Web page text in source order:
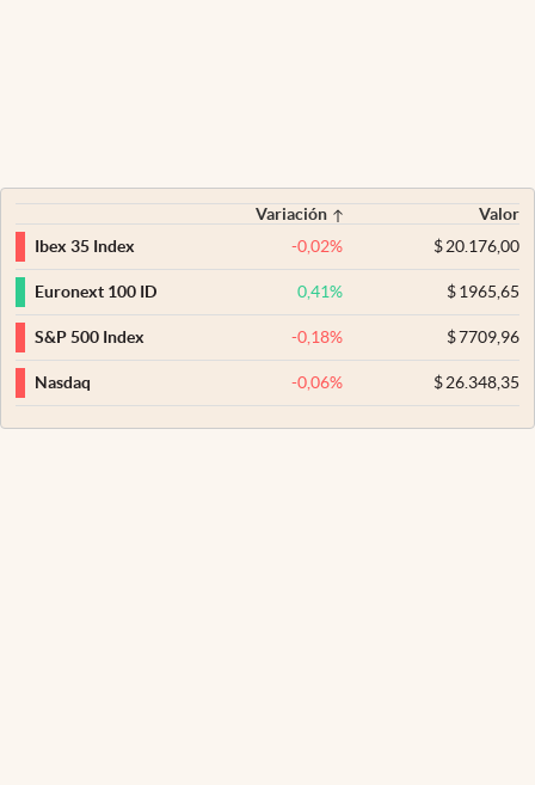
Variación
Valor
Ibex 35 Index
-0,02% $20.176,00
Euronext 100 ID 0,41% $1965,65
S&P 500 Index -0,18% $7709,96
Nasdaq -0,06% $26.348,35